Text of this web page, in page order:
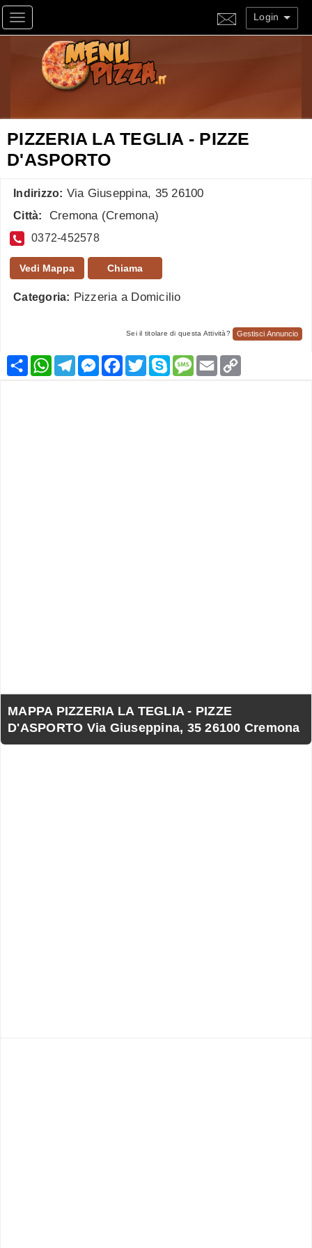
Toggle navigation Login
PIZZERIA LA TEGLIA - PIZZE
D'ASPORTO
Indirizzo: Via Giuseppina, 35 26100
Città: Cremona (Cremona)
0372-452578
Vedi Mappa Chiama
Categoria: Pizzeria a Domicilio
Sei il titolare di questa Attività? Gestisci Annuncio
CondividiWhatsApp
TelegramMessenger
Facebook
TwitterSkypeMessage
Email
MAPPA PIZZERIA LA TEGLIA - PIZZE
D'ASPORTO Via Giuseppina, 35 26100 Cremona